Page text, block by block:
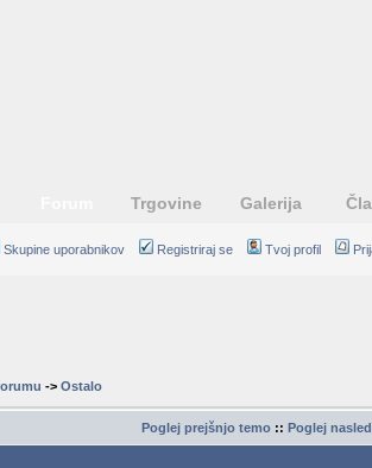
Trgovine Galerija
Skupine uporabnikov Registriraj se Tvoj profil
-> Ostalo
Poglej prejšnjo temo :: Poglej